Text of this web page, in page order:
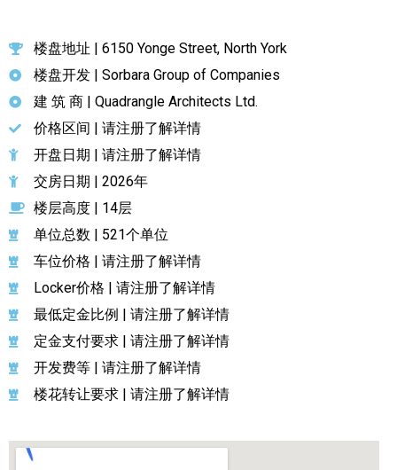
楼盘地址 | 6150 Yonge Street, North York
楼盘开发 | Sorbara Group of Companies
建 筑 商 | Quadrangle Architects Ltd.
价格区间 | 请注册了解详情
开盘日期 | 请注册了解详情
交房日期 | 2026年
楼层高度 | 14层
单位总数 | 521个单位
车位价格 | 请注册了解详情
Locker价格 | 请注册了解详情
最低定金比例 | 请注册了解详情
定金支付要求 | 请注册了解详情
开发费等 | 请注册了解详情
楼花转让要求 | 请注册了解详情